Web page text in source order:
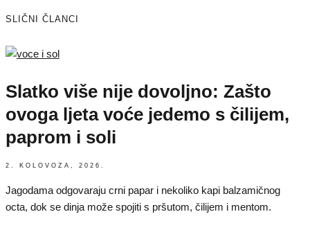
SLIČNI ČLANCI
Slatko više nije dovoljno: Zašto
ovoga ljeta voće jedemo s čilijem,
paprom i soli
2. KOLOVOZA, 2026.
Jagodama odgovaraju crni papar i nekoliko kapi balzamičnog
octa, dok se dinja može spojiti s pršutom, čilijem i mentom.